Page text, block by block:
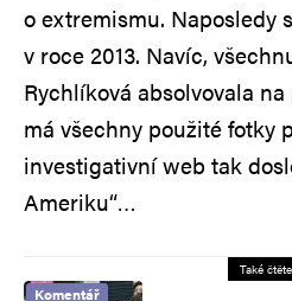
o extremismu. Naposledy
v roce 2013. Navíc,
Rychlíková absolvovala
má všechny použité fotky
investigativní web tak
Ameriku“…
Také čtěte
Komentář